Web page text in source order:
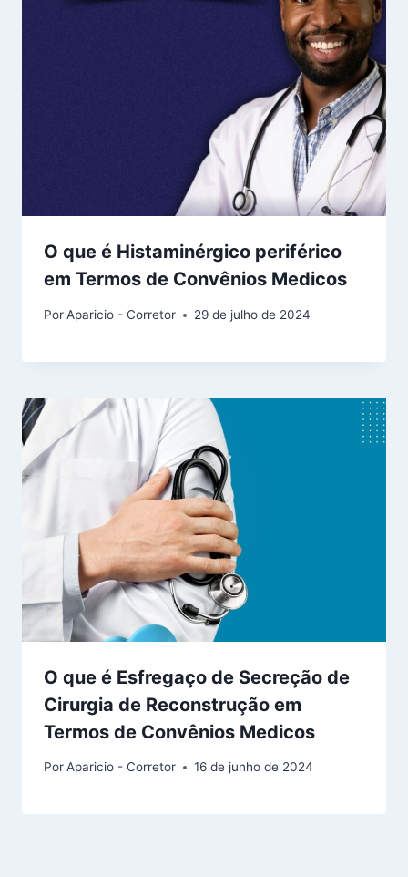
O que é Histaminérgico periférico
em Termos de Convênios Medicos
PorAparicio - Corretor 29 de julho de 2024
O que é Esfregaço de Secreção de
Cirurgia de Reconstrução em
Termos de Convênios Medicos
PorAparicio - Corretor 16 de junho de 2024